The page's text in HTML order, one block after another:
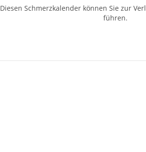
Diesen Schmerzkalender können Sie zur
führen.